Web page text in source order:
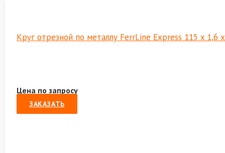
Круг отрезной по металлу FerrLine Express 115 x 1,6
Цена по запросу
ЗАКАЗАТЬ